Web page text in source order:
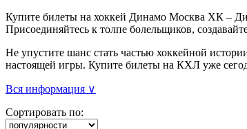
Купите билеты на хоккей Динамо Москва ХК –
Присоединяйтесь к толпе болельщиков,
Не упустите шанс стать частью хоккейной
настоящей игры. Купите билеты на КХЛ уже
Вся информация ∨
Сортировать по: